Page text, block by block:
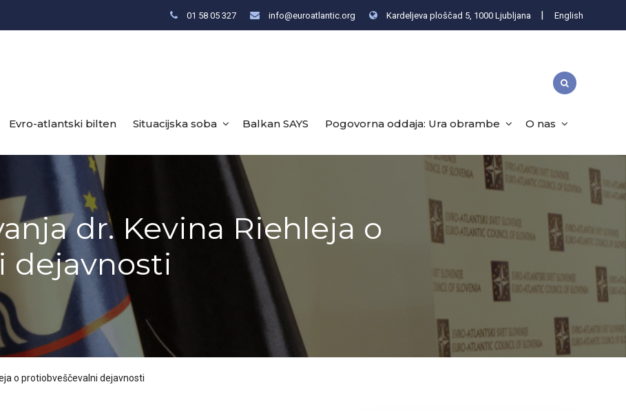
| English
01 58 05 327 info@euroatlantic.org Kardeljeva ploščad 5, 1000 Ljubljana
Evro-atlantski bilten Situacijska soba Balkan SAYS Pogovorna oddaja: Ura obrambe O nas
dr. Kevina Riehleja o
dejavnosti
o protiobveščevalni dejavnosti